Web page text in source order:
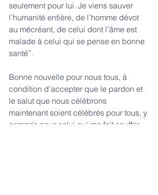
seulement pour lui. Je viens sauver
l’humanité entière, de l’homme dévot
au mécréant, de celui dont l’âme est
malade à celui qui se pense en bonne
santé”.
Bonne nouvelle pour nous tous, à
condition d’accepter que le pardon et
le salut que nous célébrons
maintenant soient célébrés pour tous, y
compris pour celui qui me fait souffrir.